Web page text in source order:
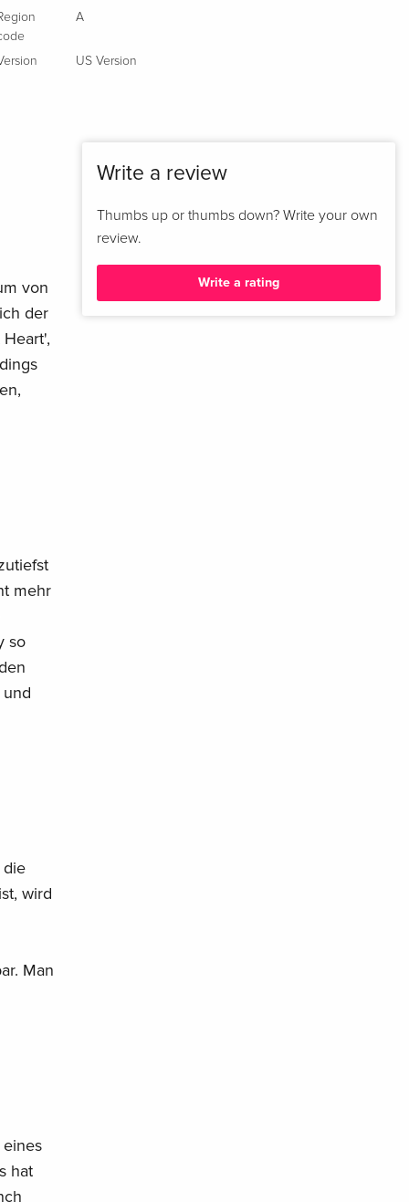
A
US Version
von
der
mehr
so
die
wird
Man
hat
Write a review
Thumbs up or thumbs down? Write your own
review.
Write a rating